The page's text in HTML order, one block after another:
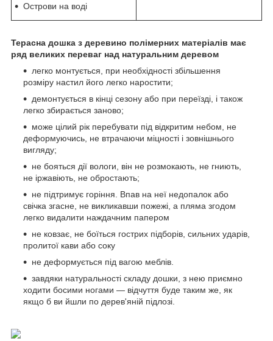
Острови на воді
Терасна дошка з деревино полімерних матеріалів має
ряд великих переваг над натуральним деревом
легко монтується, при необхідності збільшення
розміру настил його легко наростити;
демонтується в кінці сезону або при переїзді, і також
легко збирається заново;
може цілий рік перебувати під відкритим небом, не
деформуючись, не втрачаючи міцності і зовнішнього
вигляду;
не бояться дії вологи, він не розмокають, не гниють,
не іржавіють, не обростають;
не підтримує горіння. Впав на неї недопалок або
свічка згасне, не викликавши пожежі, а пляма згодом
легко видалити наждачним папером
не ковзає, не боїться гострих підборів, сильних ударів,
пролитої кави або соку
не деформується під вагою меблів.
завдяки натуральності складу дошки, з нею приємно
ходити босими ногами — відчуття буде таким же, як
якщо б ви йшли по дерев'яній підлозі.